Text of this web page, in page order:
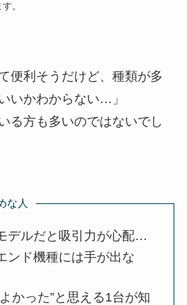
。
便利そうだけど、種類が多
いかわからない…」
る方も多いのではないでし
な人
デルだと吸引力が心配…
ンド機種には手が出な
かった”と思える1台が知